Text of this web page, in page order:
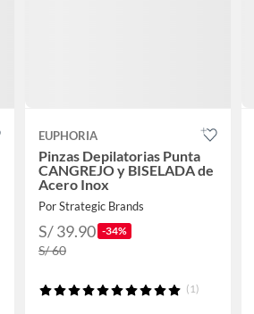
EUPHORIA
Pinzas Depilatorias Punta
CANGREJO y BISELADA de
Acero Inox
Por Strategic Brands
S/ 39.90 -34%
S/ 60
(1)